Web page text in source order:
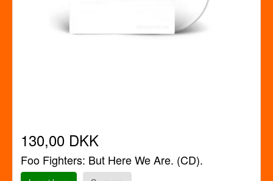
130,00 DKK
Foo Fighters: But Here We Are. (CD).